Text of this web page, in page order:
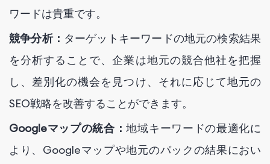
ワードは貴重です。
競争分析： ターゲットキーワードの地元の検索結果
を分析することで、企業は地元の競合他社を把握
し、差別化の機会を見つけ、それに応じて地元の
SEO戦略を改善することができます。
Googleマップの統合：地域キーワードの最適化に
より、Googleマップや地元のパックの結果におい